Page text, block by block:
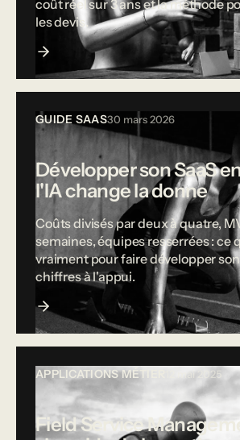
coût réel sur 3 ans et la méthode
les devis.
GUIDE SAAS30 mars 2026
Développer son SaaS
l'IA change la donne
Coûts divisés par deux à quatre,
semaines, équipes resserrées : ce
vraiment pour faire développer
chiffres à l'appui.
APPLICATIONS MÉTIER 12 mai 2025
Field Service